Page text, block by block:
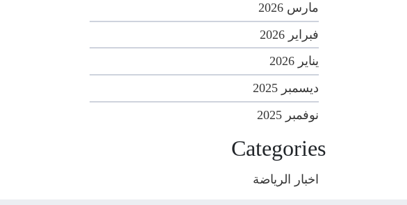
مارس 2026
فبراير 2026
يناير 2026
ديسمبر 2025
نوفمبر 2025
Categories
اخبار الرياضة